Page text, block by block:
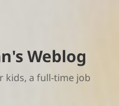
Weblog
kids, a full-time job